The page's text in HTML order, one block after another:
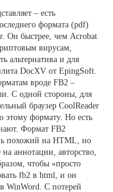
– есть
формата (pdf)
Он быстрее, чем Acrobat
вирусам,
альтернатива и для
DocXV от EpingSoft.
вроде FB2 –
С одной стороны, для
браузер CoolReader
этому формату. Но есть
Формат FB2
похожий на HTML, но
аннотации, авторство,
чтобы «просто
fb2 в html, и он
в WinWord. С потерей